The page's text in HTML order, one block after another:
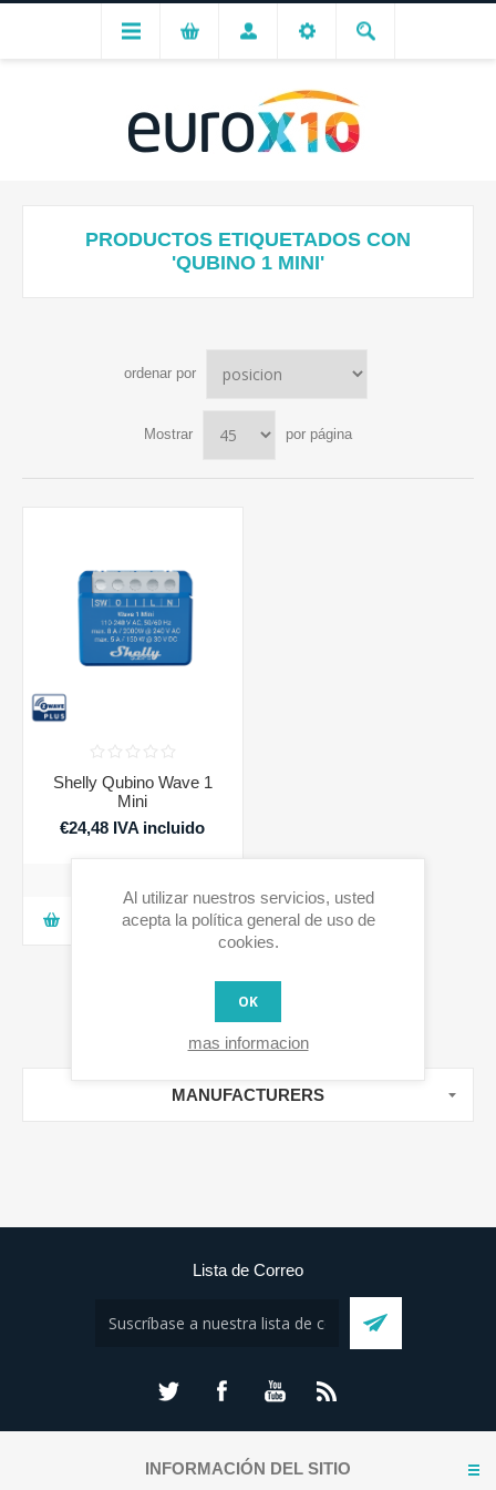
PRODUCTOS ETIQUETADOS CON
'QUBINO 1 MINI'
ordenar por
Mostrar por página
Shelly Qubino Wave 1
Mini
€24,48 IVA incluido
AGREGAR A LA CESTA
MANUFACTURERS
Lista de Correo
INFORMACIÓN DEL SITIO
Al utilizar nuestros servicios, usted
acepta la política general de uso de
cookies.
OK
mas informacion